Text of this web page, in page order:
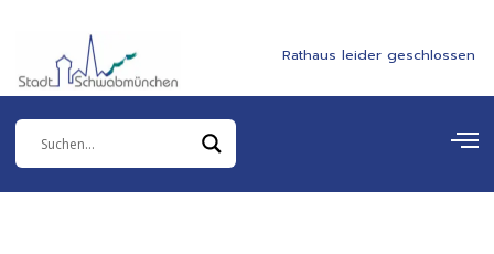
springen
Rathaus leider geschlossen